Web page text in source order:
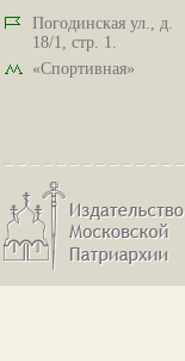
Погодинская ул., д.
18/1, стр. 1.
«Спортивная»